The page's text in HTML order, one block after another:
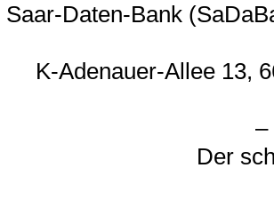
Saar-Daten-Bank
K-Adenauer-Allee 13,
Der